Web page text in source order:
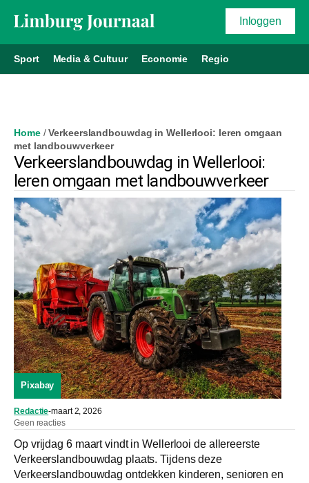
Inloggen
Sport Media & Cultuur Economie Regio
Home/Verkeerslandbouwdag in Wellerlooi: leren omgaan
met landbouwverkeer
Verkeerslandbouwdag in Wellerlooi:
leren omgaan met landbouwverkeer
Pixabay
Redactie-maart 2, 2026
Geen reacties
Op vrijdag 6 maart vindt in Wellerlooi de allereerste
Verkeerslandbouwdag plaats. Tijdens deze
Verkeerslandbouwdag ontdekken kinderen, senioren en